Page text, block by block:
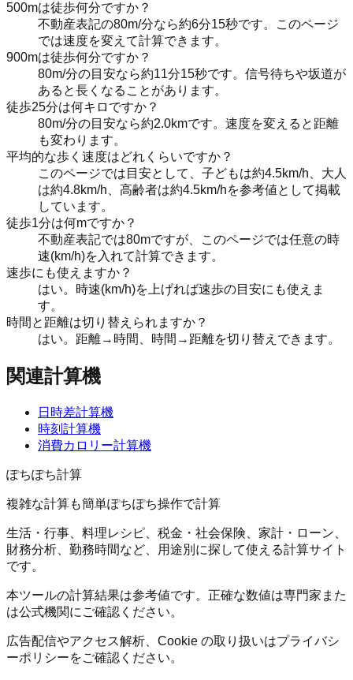
500mは徒歩何分ですか？
不動産表記の80m/分なら約6分15秒です。このページ
では速度を変えて計算できます。
900mは徒歩何分ですか？
80m/分の目安なら約11分15秒です。信号待ちや坂道が
あると長くなることがあります。
徒歩25分は何キロですか？
80m/分の目安なら約2.0kmです。速度を変えると距離
も変わります。
平均的な歩く速度はどれくらいですか？
このページでは目安として、子どもは約4.5km/h、大人
は約4.8km/h、高齢者は約4.5km/hを参考値として掲載
しています。
徒歩1分は何mですか？
不動産表記では80mですが、このページでは任意の時
速(km/h)を入れて計算できます。
速歩にも使えますか？
はい。時速(km/h)を上げれば速歩の目安にも使えま
す。
時間と距離は切り替えられますか？
はい。距離→時間、時間→距離を切り替えできます。
関連計算機
日時差計算機
時刻計算機
消費カロリー計算機
ぽちぽち計算
複雑な計算も簡単ぽちぽち操作で計算
生活・行事、料理レシピ、税金・社会保険、家計・ローン、
財務分析、勤務時間など、用途別に探して使える計算サイト
です。
本ツールの計算結果は参考値です。正確な数値は専門家また
は公式機関にご確認ください。
広告配信やアクセス解析、Cookie の取り扱いはプライバシ
ーポリシーをご確認ください。